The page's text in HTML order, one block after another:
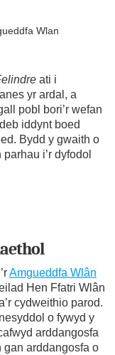
ati i
yr ardal, a
pobl bori’r wefan
iddynt boed
Bydd y gwaith o
i’r dyfodol
Amgueddfa Wlân
Hen Ffatri Wlân
cydweithio parod.
o fywyd y
arddangosfa
gan arddangosfa o